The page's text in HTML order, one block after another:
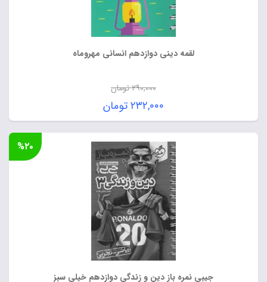
لقمه دینی دوازدهم انسانی مهروماه
۲۹۰,۰۰۰تومان
قیمت
اصلی:
۲۹۰,۰۰۰ تومان
بود.
۲۳۲,۰۰۰تومان
قیمت
فعلی:
۲۳۲,۰۰۰ تومان.
جیبی نمره باز دین و زندگی دوازدهم خیلی سبز
%۲۰